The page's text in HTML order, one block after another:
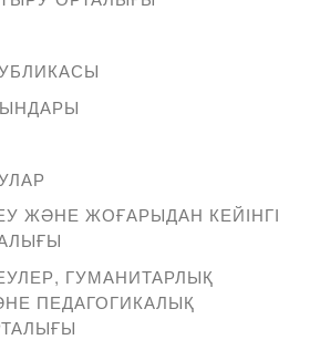
ЖӘНЕ ЖОҒАРЫДАН КЕЙІНГІ
ГУМАНИТАРЛЫҚ
ПЕДАГОГИКАЛЫҚ